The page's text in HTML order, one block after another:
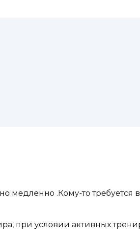
медленно .Кому-то
при условии активных